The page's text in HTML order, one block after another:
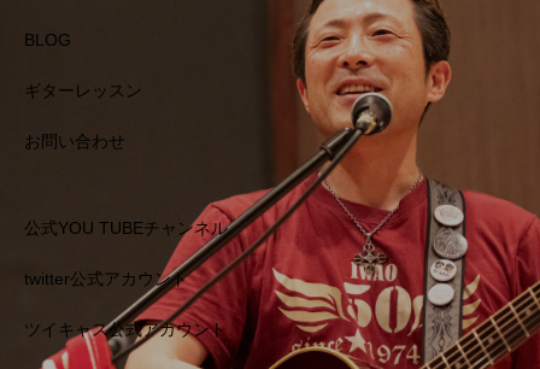
BLOG
ギターレッスン
お問い合わせ
公式YOU TUBEチャンネル
twitter公式アカウント
ツイキャス公式アカウント